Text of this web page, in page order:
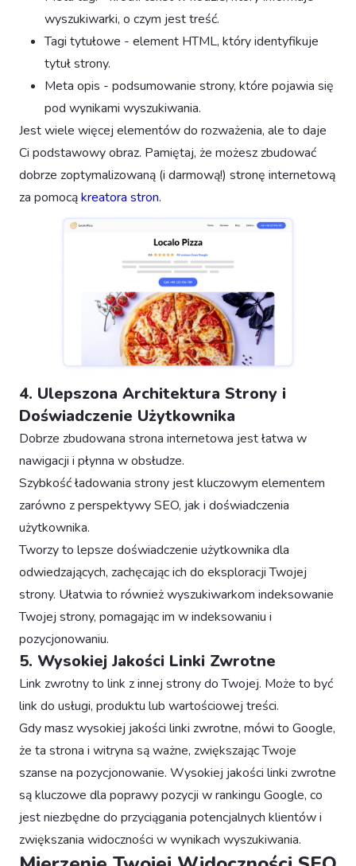
wyszukiwarki, o czym jest treść.
Tagi tytułowe - element HTML, który identyfikuje
tytuł strony.
Meta opis - podsumowanie strony, które pojawia się
pod wynikami wyszukiwania.
Jest wiele więcej elementów do rozważenia, ale to daje
Ci podstawowy obraz. Pamiętaj, że możesz zbudować
dobrze zoptymalizowaną (i darmową!) stronę internetową
za pomocąkreatora stron.
4. Ulepszona Architektura Strony i
Doświadczenie Użytkownika
Dobrze zbudowana strona internetowa jest łatwa w
nawigacji i płynna w obsłudze.
Szybkość ładowania strony jest kluczowym elementem
zarówno z perspektywy SEO, jak i doświadczenia
użytkownika.
Tworzy to lepsze doświadczenie użytkownika dla
odwiedzających, zachęcając ich do eksploracji Twojej
strony. Ułatwia to również wyszukiwarkom indeksowanie
Twojej strony, pomagając im w indeksowaniu i
pozycjonowaniu.
5. Wysokiej Jakości Linki Zwrotne
Link zwrotny to link z innej strony do Twojej. Może to być
link do usługi, produktu lub wartościowej treści.
Gdy masz wysokiej jakości linki zwrotne, mówi to Google,
że ta strona i witryna są ważne, zwiększając Twoje
szanse na pozycjonowanie. Wysokiej jakości linki zwrotne
są kluczowe dla poprawy pozycji w rankingu Google, co
jest niezbędne do przyciągania potencjalnych klientów i
zwiększania widoczności w wynikach wyszukiwania.